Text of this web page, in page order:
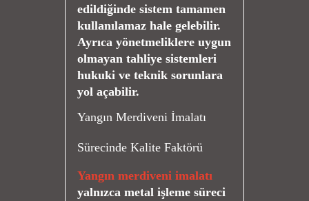
edildiğinde sistem tamamen
kullanılamaz hale gelebilir.
Ayrıca yönetmeliklere uygun
olmayan tahliye sistemleri
hukuki ve teknik sorunlara
yol açabilir.
Yangın Merdiveni İmalatı
Sürecinde Kalite Faktörü
Yangın merdiveni imalatı
yalnızca metal işleme süreci